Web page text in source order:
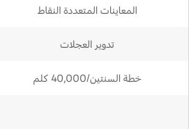
المعاينات المتعددة النقاط
تدوير العجلات
خطة السنتين/40,000 كلم